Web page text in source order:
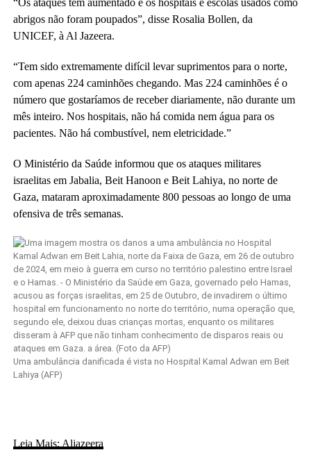
“Os ataques têm aumentado e os hospitais e escolas usados ​​como
abrigos não foram poupados”, disse Rosalia Bollen, da
UNICEF, à Al Jazeera.
“Tem sido extremamente difícil levar suprimentos para o norte,
com apenas 224 caminhões chegando. Mas 224 caminhões é o
número que gostaríamos de receber diariamente, não durante um
mês inteiro. Nos hospitais, não há comida nem água para os
pacientes. Não há combustível, nem eletricidade.”
O Ministério da Saúde informou que os ataques militares
israelitas em Jabalia, Beit Hanoon e Beit Lahiya, no norte de
Gaza, mataram aproximadamente 800 pessoas ao longo de uma
ofensiva de três semanas.
Uma ambulância danificada é vista no Hospital Kamal Adwan em Beit
Lahiya (AFP)
Leia Mais: Aljazeera